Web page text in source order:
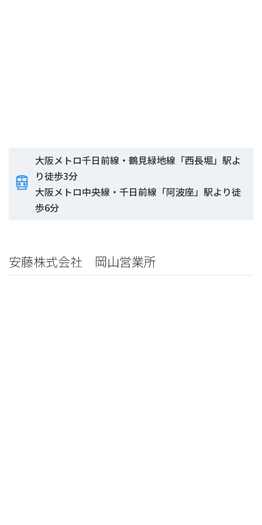
大阪メトロ千日前線・鶴見緑地線「西長堀」駅よ
り徒歩3分
大阪メトロ中央線・千日前線「阿波座」駅より徒
歩6分
安藤株式会社 岡山営業所